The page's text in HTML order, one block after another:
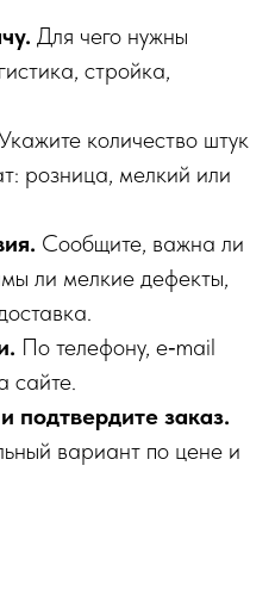
Для чего нужны
стройка,
количество штук
розница, мелкий или
Сообщите, важна ли
ли мелкие дефекты,
По телефону, e‑mail
сайте.
подтвердите заказ.
вариант по цене и